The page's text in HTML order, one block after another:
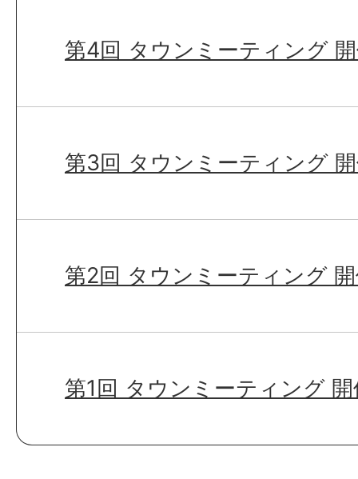
第4回 タウンミーティング
第3回 タウンミーティング
第2回 タウンミーティング
第1回 タウンミーティング